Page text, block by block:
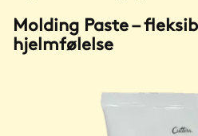
Molding Paste –
hjelmfølelse